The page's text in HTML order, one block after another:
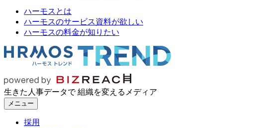
ハーモスとは
ハーモスのサービス資料が欲しい
ハーモスの料金が知りたい
生きた人事データで 組織を変えるメディア
メニュー
採用